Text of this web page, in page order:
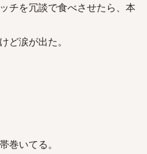
チを冗談で食べさせたら、本
ど涙が出た。
巻いてる。